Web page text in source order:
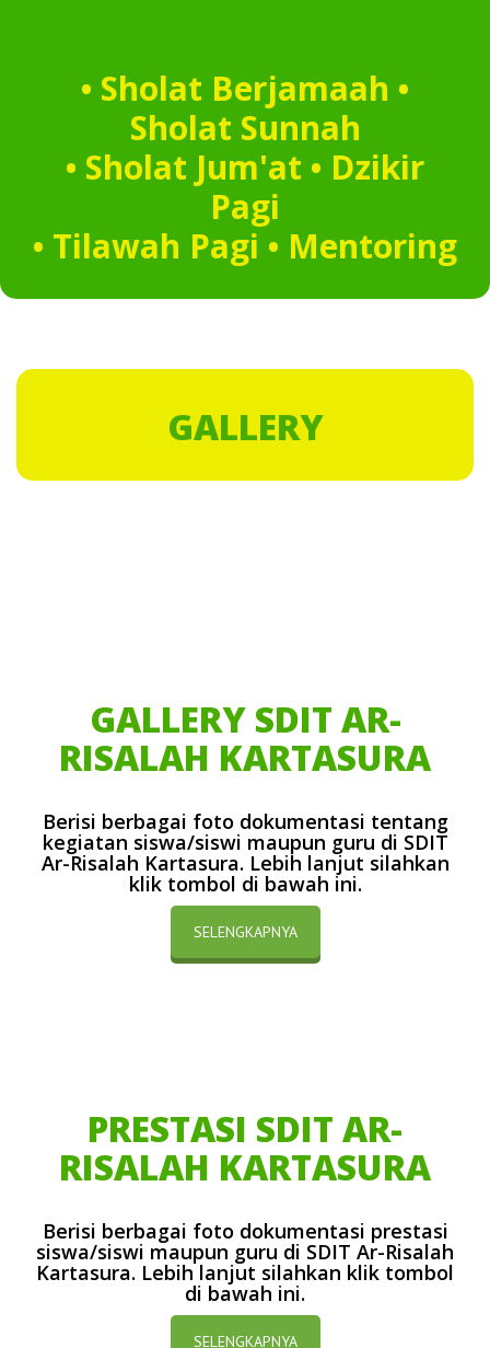
• Sholat Berjamaah •
Sholat Sunnah
• Sholat Jum'at • Dzikir
Pagi
• Tilawah Pagi • Mentoring
GALLERY
GALLERY SDIT AR-
RISALAH KARTASURA
Berisi berbagai foto dokumentasi tentang
kegiatan siswa/siswi maupun guru di SDIT
Ar-Risalah Kartasura. Lebih lanjut silahkan
klik tombol di bawah ini.
SELENGKAPNYA
PRESTASI SDIT AR-
RISALAH KARTASURA
Berisi berbagai foto dokumentasi prestasi
siswa/siswi maupun guru di SDIT Ar-Risalah
Kartasura. Lebih lanjut silahkan klik tombol
di bawah ini.
SELENGKAPNYA